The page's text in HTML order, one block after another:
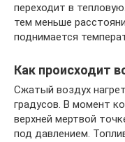
переходит в
тем меньше
поднимается
Как происходит
Сжатый воздух
градусов. В момент
верхней мертвой
под давлением.